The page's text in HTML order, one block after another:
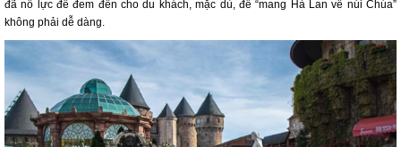
đã nỗ lực để đem đến cho du khách, mặc dù, để “mang Hà Lan về núi Chúa”
không phải dễ dàng.